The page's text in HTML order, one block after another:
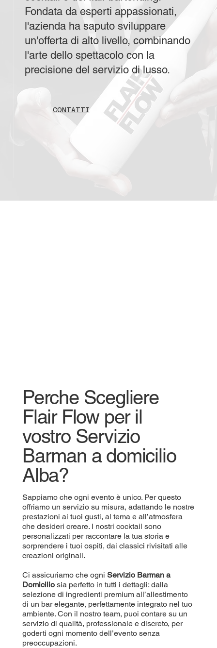
Perche Scegliere
Flair Flow per il
vostro Servizio
Barman a domicilio
Alba?
Sappiamo che ogni evento è unico. Per questo
offriamo un servizio su misura, adattando le nostre
prestazioni ai tuoi gusti, al tema e all’atmosfera
che desideri creare. I nostri cocktail sono
personalizzati per raccontare la tua storia e
sorprendere i tuoi ospiti, dai classici rivisitati alle
creazioni originali.
Ci assicuriamo che ogni Servizio Barman a
Domiciliosia perfetto in tutti i dettagli: dalla
selezione di ingredienti premium all’allestimento
di un bar elegante, perfettamente integrato nel tuo
ambiente. Con il nostro team, puoi contare su un
servizio di qualità, professionale e discreto, per
goderti ogni momento dell’evento senza
preoccupazioni.
CONTATTI
Fondata da esperti appassionati,
l'azienda ha saputo sviluppare
un'offerta di alto livello, combinando
l'arte dello spettacolo con la
precisione del servizio di lusso.